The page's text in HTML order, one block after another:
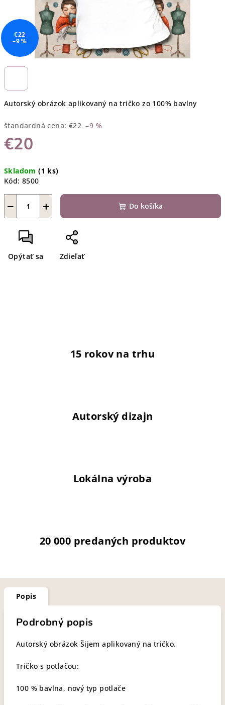
Autorský obrázok aplikovaný na tričko zo 100% bavlny
štandardná cena: €22 –9 %
€20
cena:
Skladom(1 ks)
Kód: 8500
+
− Do košíka
Opýtať sa Zdieľať
€22
–9 %
15 rokov na trhu
Autorský dizajn
Lokálna výroba
20 000 predaných produktov
Popis
Podrobný popis
Autorský obrázok Šijem aplikovaný na tričko.
Tričko s potlačou:
100 % bavlna, nový typ potlače